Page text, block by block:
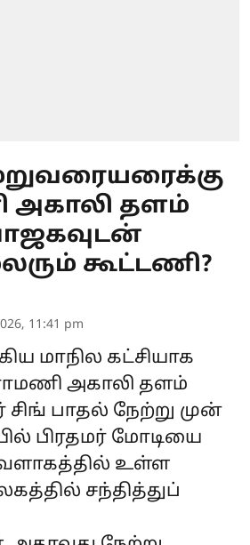
அகாலி தளம்
கூட்டணி?
11:41 pm
மாநில கட்சியாக
அகாலி தளம்
பாதல் நேற்று முன்
பிரதமர் மோடியை
உள்ள
சந்தித்துப்